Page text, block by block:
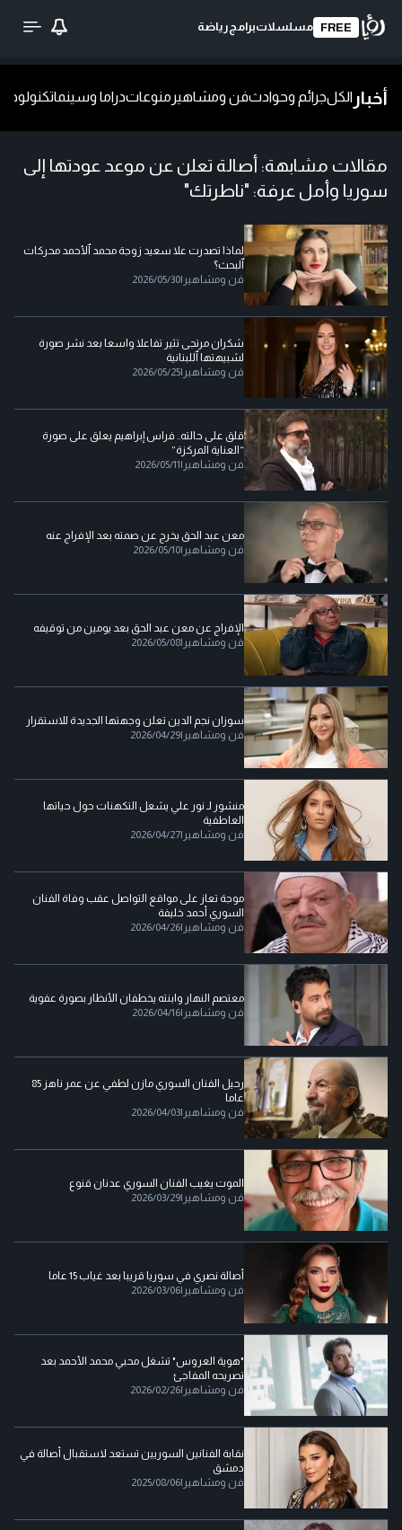
FREE مسلسلاتبرامج رياضة
أخبار الكلجرائم وحوادثفن ومشاهير منوعاتدراما وسينماتكنولوجيا
مقالات مشابهة: أصالة تعلن عن موعد عودتها إلى
سوريا وأمل عرفة: "ناطرتك"
لماذا تصدرت علا سعيد زوجة محمد ٱلأحمد محركات
ٱلبحث؟
فن ومشاهير |
2026/05/30
شكران مرتجى تثير تفاعلا واسعا بعد نشر صورة
لشبيهتها ٱللبنانية
فن ومشاهير |
2026/05/25
قلق على حالته.. فراس إبراهيم يعلق على صورة
“العناية المركزة”
فن ومشاهير |
2026/05/11
معن عبد الحق يخرج عن صمته بعد الإفراج عنه
فن ومشاهير |
2026/05/10
الإفراج عن معن عبد الحق بعد يومين من توقيفه
فن ومشاهير |
2026/05/08
سوزان نجم الدين تعلن وجهتها الجديدة للاستقرار
فن ومشاهير |
2026/04/29
منشور لـ نور علي يشعل التكهنات حول حياتها
العاطفية
فن ومشاهير |
2026/04/27
موجة تعاز على مواقع التواصل عقب وفاة الفنان
السوري أحمد خليفة
فن ومشاهير |
2026/04/26
معتصم النهار وابنته يخطفان الأنظار بصورة عفوية
فن ومشاهير |
2026/04/16
رحيل الفنان السوري مازن لطفي عن عمر ناهز 85
عاما
فن ومشاهير |
2026/04/03
الموت يغيب الفنان السوري عدنان قنوع
فن ومشاهير |
2026/03/29
أصالة نصري في سوريا قريبا بعد غياب 15 عاما
فن ومشاهير |
2026/03/06
"هوية العروس" تشغل محبي محمد الأحمد بعد
تصريحه المفاجئ
فن ومشاهير |
2026/02/26
نقابة الفنانين السوريين تستعد لاستقبال أصالة في
دمشق
فن ومشاهير |
2025/08/06